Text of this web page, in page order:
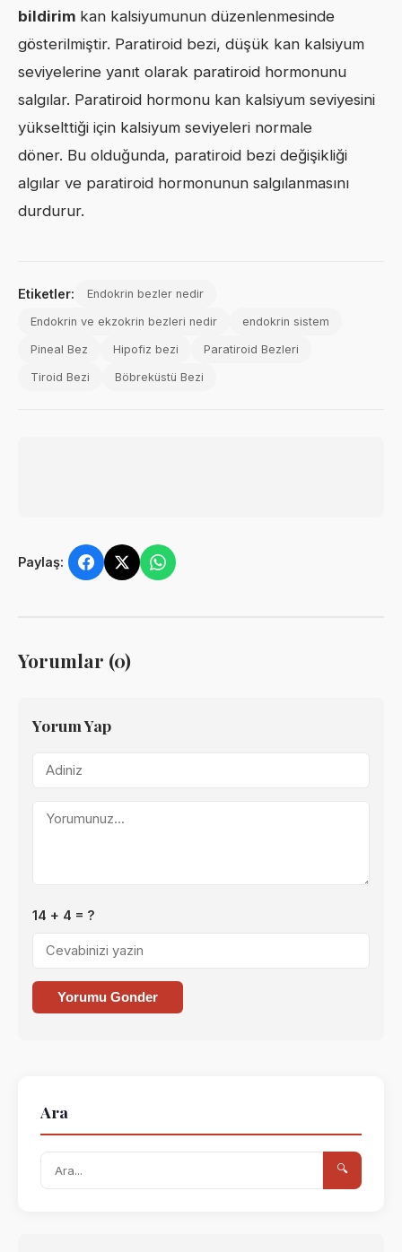
bildirim kan kalsiyumunun düzenlenmesinde
gösterilmiştir. Paratiroid bezi, düşük kan kalsiyum
seviyelerine yanıt olarak paratiroid hormonunu
salgılar. Paratiroid hormonu kan kalsiyum seviyesini
yükselttiği için kalsiyum seviyeleri normale
döner. Bu olduğunda, paratiroid bezi değişikliği
algılar ve paratiroid hormonunun salgılanmasını
durdurur.
Etiketler: Endokrin bezler nedir
Endokrin ve ekzokrin bezleri nedir endokrin sistem
Pineal Bez Hipofiz bezi Paratiroid Bezleri
Tiroid Bezi Böbreküstü Bezi
Paylaş:
Yorumlar (0)
Yorum Yap
14 + 4 = ?
Yorumu Gonder
Ara
🔍